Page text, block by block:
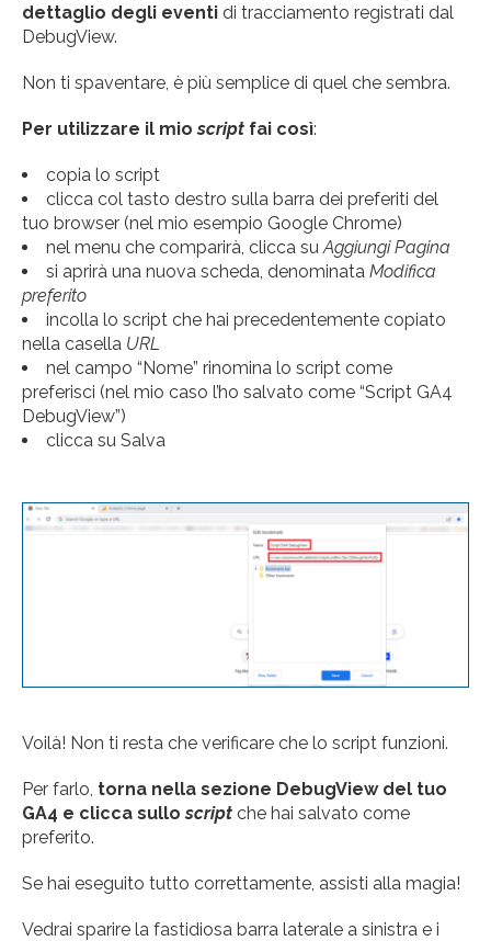
dettaglio degli eventi di tracciamento registrati dal
DebugView.
Non ti spaventare, è più semplice di quel che sembra.
Per utilizzare il mioscript fai così:
copia lo script
clicca col tasto destro sulla barra dei preferiti del
tuo browser (nel mio esempio Google Chrome)
nel menu che comparirà, clicca suAggiungi Pagina
si aprirà una nuova scheda, denominata Modifica
preferito
incolla lo script che hai precedentemente copiato
nella casella URL
nel campo “Nome” rinomina lo script come
preferisci (nel mio caso l’ho salvato come “Script GA4
DebugView”)
clicca su Salva
Voilà! Non ti resta che verificare che lo script funzioni.
Per farlo, torna nella sezione DebugView del tuo
GA4 e clicca sulloscript che hai salvato come
preferito.
Se hai eseguito tutto correttamente, assisti alla magia!
Vedrai sparire la fastidiosa barra laterale a sinistra e i